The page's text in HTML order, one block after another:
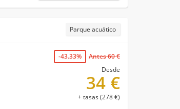
Parque acuático
-43.33%
Antes 60 €
Desde
34 €
+ tasas (278 €)